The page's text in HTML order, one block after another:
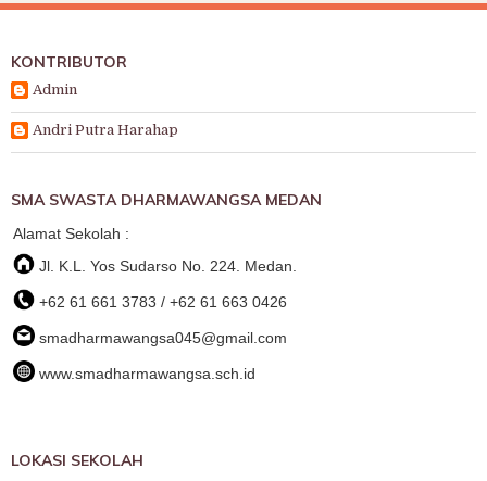
KONTRIBUTOR
Admin
Andri Putra Harahap
SMA SWASTA DHARMAWANGSA MEDAN
Alamat Sekolah :
Jl. K.L. Yos Sudarso No. 224. Medan.
+62 61 661 3783 / +62 61 663 0426
smadharmawangsa045@gmail.com
www.smadharmawangsa.sch.id
LOKASI SEKOLAH